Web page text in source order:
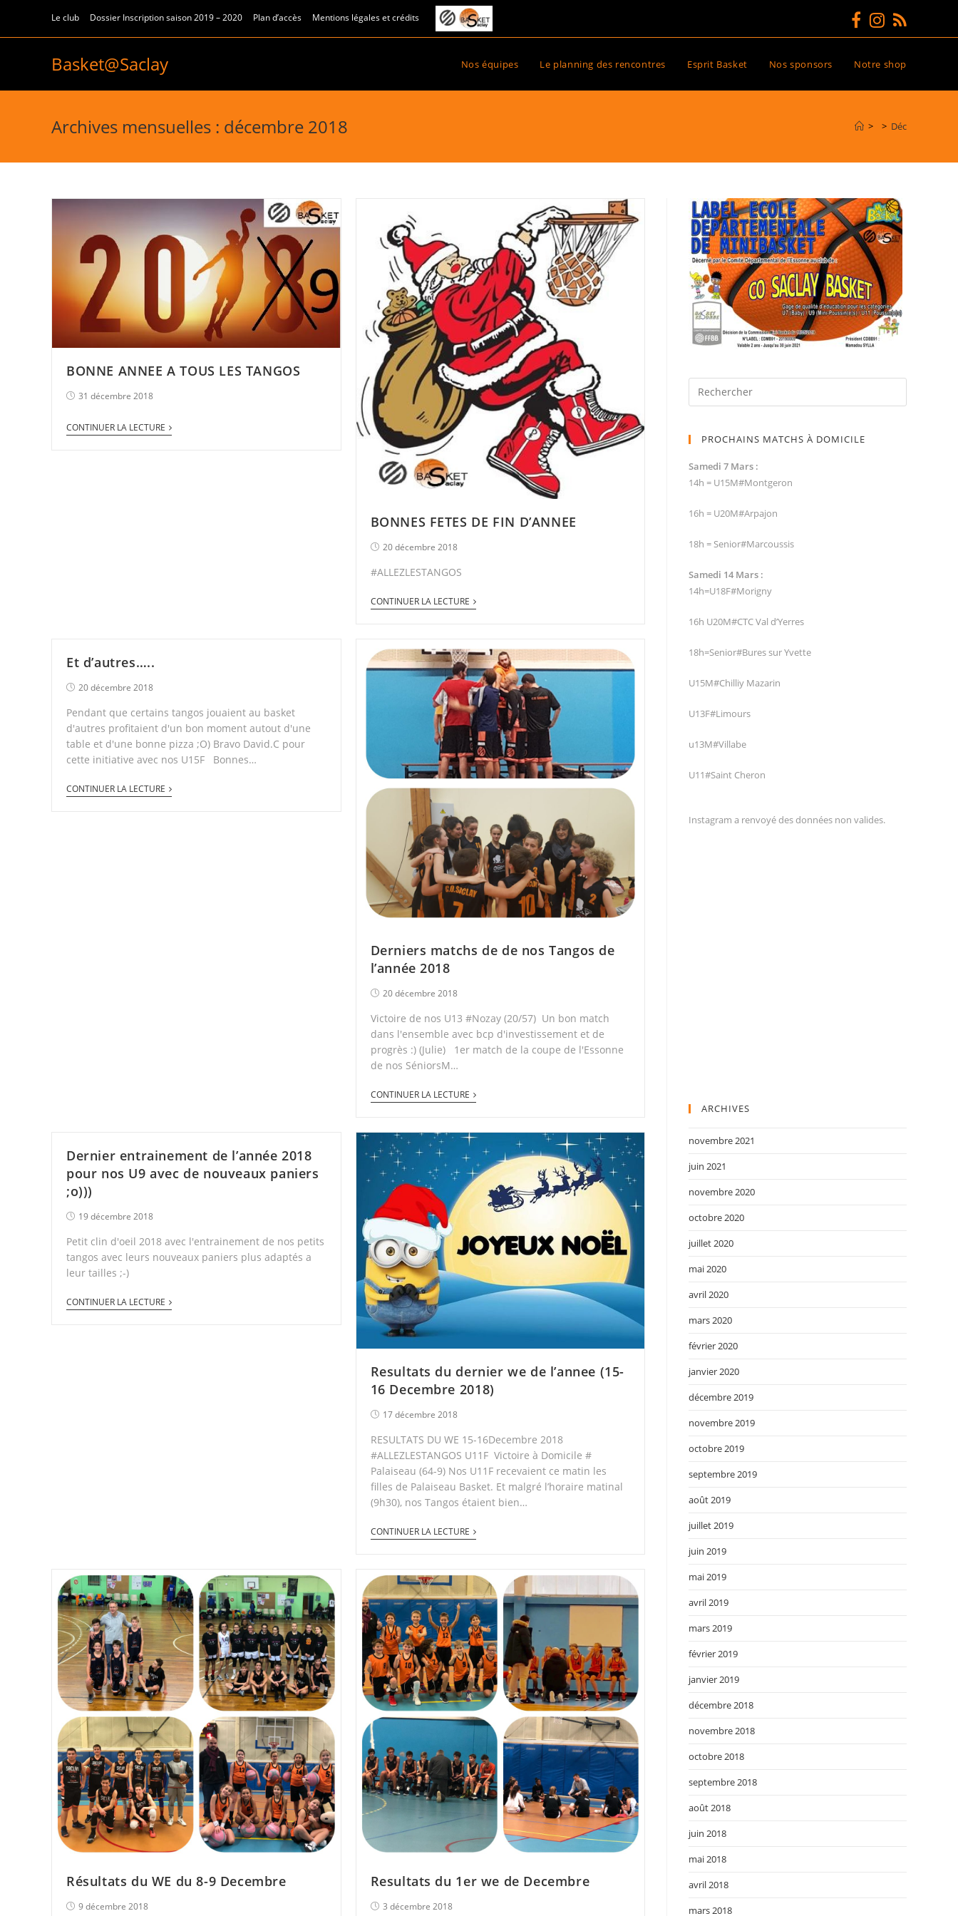
Le club Dossier Inscription saison 2019 – 2020 Plan d’accès Mentions légales et crédits
Basket@Saclay Nos équipes Le planning des rencontres Esprit Basket Nos sponsors Notre shop
Archives mensuelles : décembre 2018 > > Déc
BONNE ANNEE A TOUS LES TANGOS
31 décembre 2018
CONTINUER LA LECTURE
BONNES FETES DE FIN D’ANNEE
20 décembre 2018
#ALLEZLESTANGOS
CONTINUER LA LECTURE
Et d’autres…..
20 décembre 2018
Pendant que certains tangos jouaient au basket
d'autres profitaient d'un bon moment autout d'une
table et d'une bonne pizza ;O) Bravo David.C pour
cette initiative avec nos U15F Bonnes…
CONTINUER LA LECTURE
Derniers matchs de de nos Tangos de
l’année 2018
20 décembre 2018
Victoire de nos U13 #Nozay (20/57) Un bon match
dans l'ensemble avec bcp d'investissement et de
progrès :) (Julie) 1er match de la coupe de l'Essonne
de nos SéniorsM…
CONTINUER LA LECTURE
Dernier entrainement de l’année 2018
pour nos U9 avec de nouveaux paniers
;o)))
19 décembre 2018
Petit clin d'oeil 2018 avec l'entrainement de nos petits
tangos avec leurs nouveaux paniers plus adaptés a
leur tailles ;-)
CONTINUER LA LECTURE
Resultats du dernier we de l’annee (15-
16 Decembre 2018)
17 décembre 2018
RESULTATS DU WE 15-16Decembre 2018
#ALLEZLESTANGOS U11F Victoire à Domicile #
Palaiseau (64-9) Nos U11F recevaient ce matin les
filles de Palaiseau Basket. Et malgré l’horaire matinal
(9h30), nos Tangos étaient bien…
CONTINUER LA LECTURE
Résultats du WE du 8-9 Decembre
9 décembre 2018
Resultats du 1er we de Decembre
3 décembre 2018
PROCHAINS MATCHS À DOMICILE
Samedi 7 Mars :
14h = U15M#Montgeron
16h = U20M#Arpajon
18h = Senior#Marcoussis
Samedi 14 Mars :
14h=U18F#Morigny
16h U20M#CTC Val d’Yerres
18h=Senior#Bures sur Yvette
U15M#Chilliy Mazarin
U13F#Limours
u13M#Villabe
U11#Saint Cheron
Instagram a renvoyé des données non valides.
ARCHIVES
novembre 2021
juin 2021
novembre 2020
octobre 2020
juillet 2020
mai 2020
avril 2020
mars 2020
février 2020
janvier 2020
décembre 2019
novembre 2019
octobre 2019
septembre 2019
août 2019
juillet 2019
juin 2019
mai 2019
avril 2019
mars 2019
février 2019
janvier 2019
décembre 2018
novembre 2018
octobre 2018
septembre 2018
août 2018
juin 2018
mai 2018
avril 2018
mars 2018